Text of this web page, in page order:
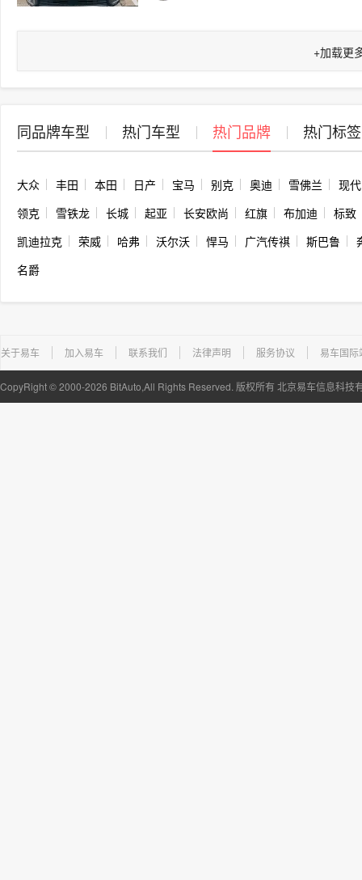
+加载更
同品牌车型 热门车型 热门品牌 热门标签
大众 丰田 本田 日产 宝马 别克 奥迪 雪佛兰
现代
领克
雪铁龙 长城 起亚 长安欧尚 红旗 布加迪
标致
凯迪拉克
荣威 哈弗 沃尔沃 悍马 广汽传祺 斯巴鲁
名爵
关于易车 加入易车 联系我们 法律声明 服务协议 易车国际
CopyRight ©2000-2026 BitAuto,All Rights Reserved. 版权所有 北京易车信息科